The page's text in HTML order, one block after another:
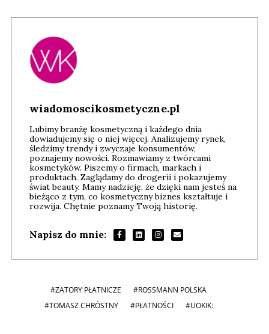
wiadomoscikosmetyczne.pl
Lubimy branżę kosmetyczną i każdego dnia
dowiadujemy się o niej więcej. Analizujemy rynek,
śledzimy trendy i zwyczaje konsumentów,
poznajemy nowości. Rozmawiamy z twórcami
kosmetyków. Piszemy o firmach, markach i
produktach. Zaglądamy do drogerii i pokazujemy
świat beauty. Mamy nadzieję, że dzięki nam jesteś na
bieżąco z tym, co kosmetyczny biznes kształtuje i
rozwija. Chętnie poznamy Twoją historię.
Napisz do mnie:
#ZATORY PŁATNICZE
#ROSSMANN POLSKA
#TOMASZ CHRÓSTNY
#PŁATNOŚCI #UOKIK: